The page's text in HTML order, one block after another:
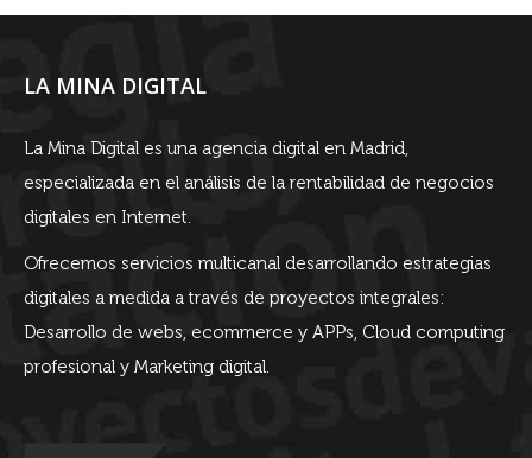
LA MINA DIGITAL
La Mina Digital es una agencia digital en Madrid,
especializada en el análisis de la rentabilidad de negocios
digitales en Internet.
Ofrecemos servicios multicanal desarrollando estrategias
digitales a medida a través de proyectos integrales:
Desarrollo de webs, ecommerce y APPs, Cloud computing
profesional y Marketing digital.